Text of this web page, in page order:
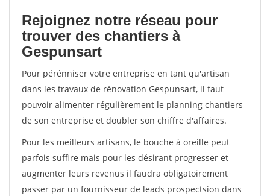
Rejoignez notre réseau pour
trouver des chantiers à
Gespunsart
Pour pérénniser votre entreprise en tant qu'artisan
dans les travaux de rénovation Gespunsart, il faut
pouvoir alimenter régulièrement le planning chantiers
de son entreprise et doubler son chiffre d'affaires.
Pour les meilleurs artisans, le bouche à oreille peut
parfois suffire mais pour les désirant progresser et
augmenter leurs revenus il faudra obligatoirement
passer par un fournisseur de leads prospectsion dans